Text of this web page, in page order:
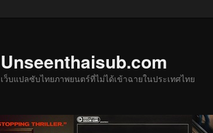
Unseenthaisub.com
เว็บแปลซับไทยภาพยนตร์ที่ไม่ได้เข้าฉายในประเทศไทย